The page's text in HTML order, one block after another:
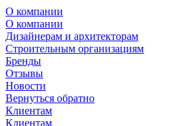
О компании
О компании
Дизайнерам и архитекторам
Строительным организациям
Бренды
Отзывы
Новости
Вернуться обратно
Клиентам
Клиентам